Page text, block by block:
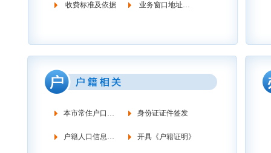
收费标准及依据 业务窗口地址时间
本市常住户口管理 身份证证件签发
户籍人口信息调查 开具《户籍证明》